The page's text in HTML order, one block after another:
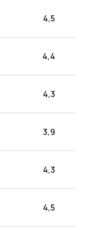
4,5
4,4
4,3
3,9
4,3
4,5